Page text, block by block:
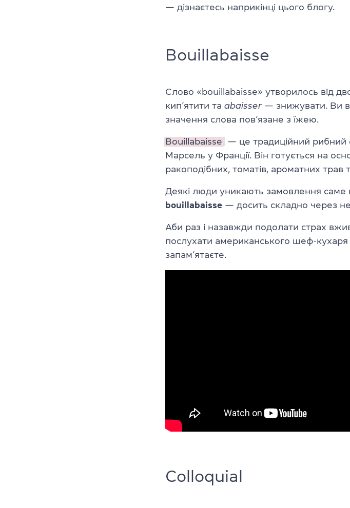
— дізнаєтесь наприкінці цього блогу.
Bouillabaisse
Слово « bouillabaisse» утворилось від
кип’ятити та abaisser — знижувати. Ви
значення слова пов’язане з їжею.
Bouillabaisse
— це традиційний рибний
Марсель у Франції. Він готується на
ракоподібних, томатів, ароматних трав
Деякі люди уникають замовлення саме
bouillabaisse — досить складно через
Аби раз і назавжди подолати страх
послухати американського шеф-кухаря
запам’ятаєте.
Colloquial